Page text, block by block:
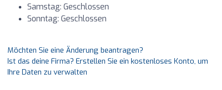
Samstag: Geschlossen
Sonntag: Geschlossen
Möchten Sie eine Änderung beantragen?
Ist das deine Firma? Erstellen Sie ein kostenloses Konto, um
Ihre Daten zu verwalten